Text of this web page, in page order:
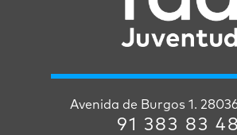
Avenida de Burgos 1.
91 383 83 48